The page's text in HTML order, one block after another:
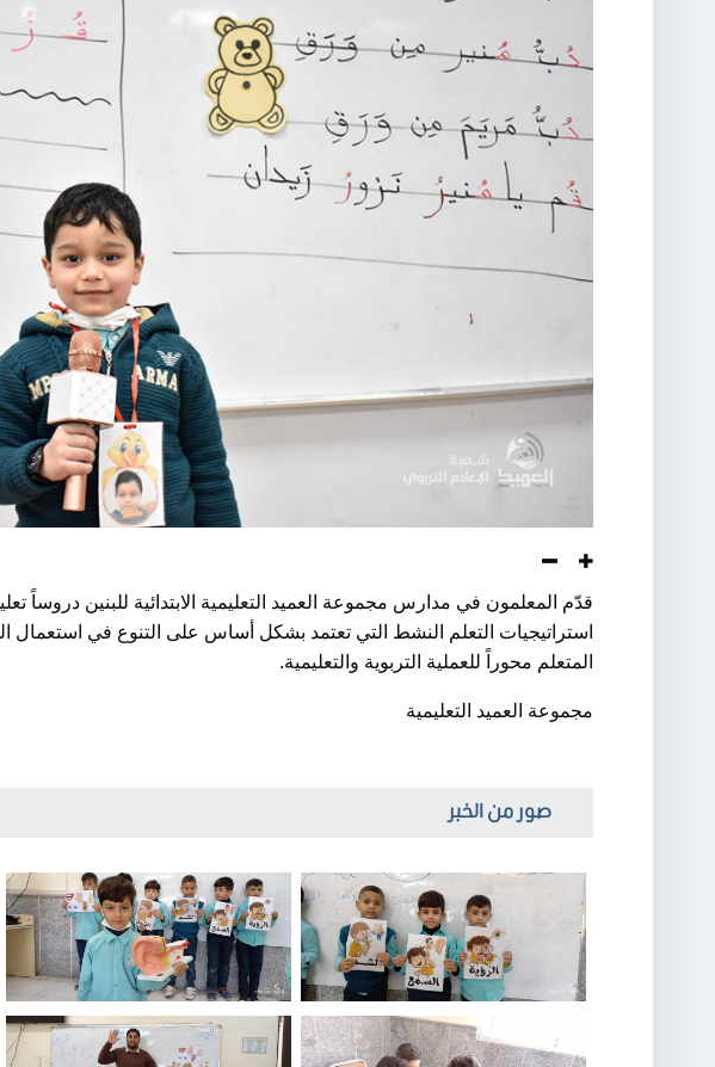
قدّم المعلمون في مدارس مجموعة العميد التعليمية الابتدائية للبنين دروساً
استراتيجيات التعلم النشط التي تعتمد بشكل أساس على التنوع في استعمال
المتعلم محوراً للعملية التربوية والتعليمية.
مجموعة العميد التعليمية
صور من الخبر